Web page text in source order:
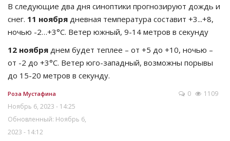
В следующие два дня синоптики прогнозируют дождь и
снег. 11 ноября дневная температура составит +3...+8,
ночью -2…+3°C. Ветер южный, 9-14 метров в секунду
12 ноября днем будет теплее – от +5 до +10, ночью –
от -2 до +3°C. Ветер юго-западный, возможны порывы
до 15-20 метров в секунду.
Роза Мустафина
Ноябрь 6, 2023 - 14:25
Обновленный: Ноябрь 6,
2023 - 14:12
0 1109